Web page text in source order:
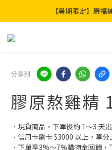
【暑期限定】限定團
【暑期限定】康福
【暑期限定】限定團
分享到
膠原熬雞精
．現貨商品，下單後約 1～3 天
．信用卡刷卡 $3000 以上，享
．下單享3%～7%購物金回饋